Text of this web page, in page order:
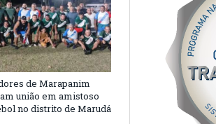
de Marapanim
união em amistoso
no distrito de Marudá